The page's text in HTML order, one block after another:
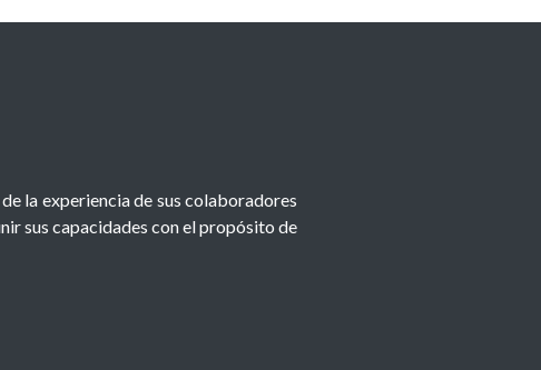
la experiencia de sus colaboradores
sus capacidades con el propósito de